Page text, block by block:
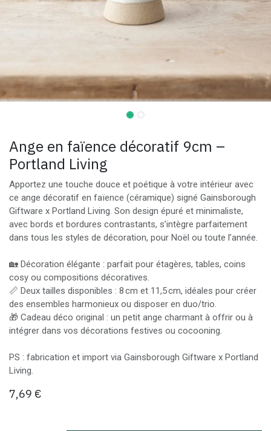
Ange en faïence décoratif 9cm –
Portland Living
Apportez une touche douce et poétique à votre intérieur avec
ce ange décoratif en faïence (céramique) signé Gainsborough
Giftware x Portland Living. Son design épuré et minimaliste,
avec bords et bordures contrastants, s’intègre parfaitement
dans tous les styles de décoration, pour Noël ou toute l’année.
🏡 Décoration élégante : parfait pour étagères, tables, coins
cosy ou compositions décoratives.
📏 Deux tailles disponibles : 8 cm et 11,5 cm, idéales pour créer
des ensembles harmonieux ou disposer en duo/trio.
🎁 Cadeau déco original : un petit ange charmant à offrir ou à
intégrer dans vos décorations festives ou cocooning.
PS : fabrication et import via Gainsborough Giftware x Portland
Living.
7,69 €